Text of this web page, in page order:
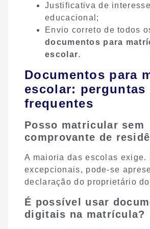
Justificativa de
educacional;
Envio correto de todos
documentos para
escolar.
Documentos para
escolar: perguntas
frequentes
Posso matricular sem
comprovante de
A maioria das escolas exige.
excepcionais, pode-se
declaração do proprietário
É possível usar
digitais na matrícula?